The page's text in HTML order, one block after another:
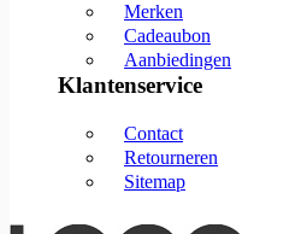
Merken
Cadeaubon
Aanbiedingen
Klantenservice
Contact
Retourneren
Sitemap